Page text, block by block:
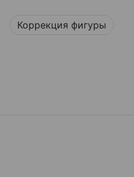
Коррекция фигуры